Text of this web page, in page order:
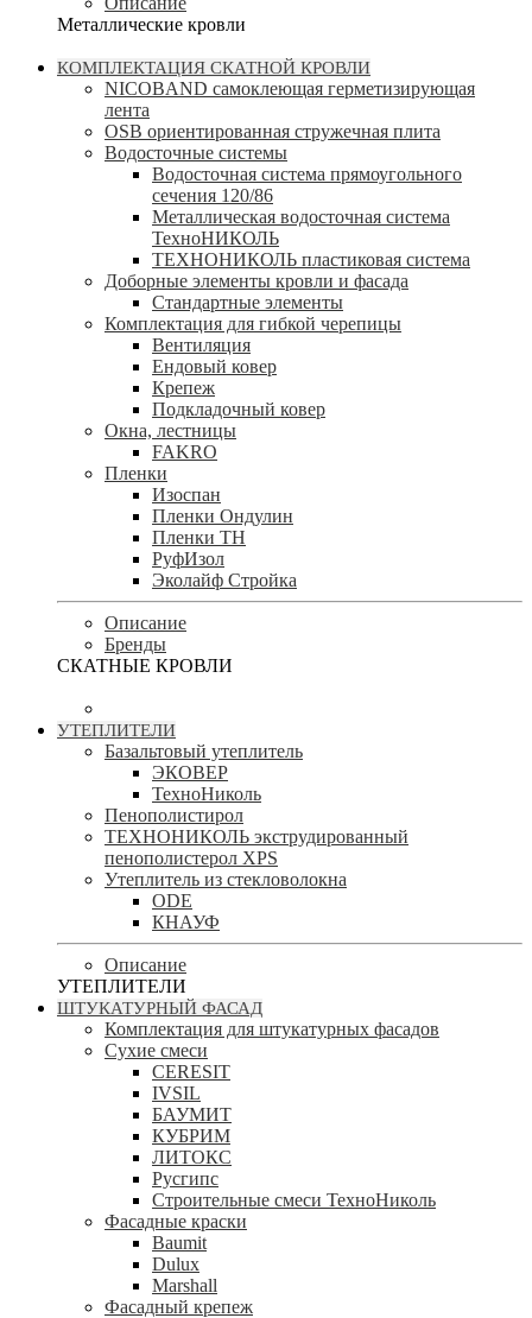
Металлические кровли
КОМПЛЕКТАЦИЯ СКАТНОЙ КРОВЛИ
NICOBAND cамоклеющая герметизирующая
лента
OSB ориентированная стружечная плита
Водосточные системы
Водосточная система прямоугольного
сечения 120/86
Металлическая водосточная система
ТехноНИКОЛЬ
ТЕХНОНИКОЛЬ пластиковая система
Доборные элементы кровли и фасада
Стандартные элементы
Комплектация для гибкой черепицы
Вентиляция
Ендовый ковер
Крепеж
Подкладочный ковер
Окна, лестницы
FAKRO
Пленки
Изоспан
Пленки Ондулин
Пленки ТН
РуфИзол
Эколайф Стройка
Описание
Бренды
СКАТНЫЕ КРОВЛИ
УТЕПЛИТЕЛИ
Базальтовый утеплитель
ЭКОВЕР
ТехноНиколь
Пенополистирол
ТЕХНОНИКОЛЬ экструдированный
пенополистерол XPS
Утеплитель из стекловолокна
ODE
КНАУФ
Описание
УТЕПЛИТЕЛИ
ШТУКАТУРНЫЙ ФАСАД
Комплектация для штукатурных фасадов
Сухие смеси
CERESIT
IVSIL
БАУМИТ
КУБРИМ
ЛИТОКС
Русгипс
Строительные смеси ТехноНиколь
Фасадные краски
Baumit
Dulux
Marshall
Фасадный крепеж